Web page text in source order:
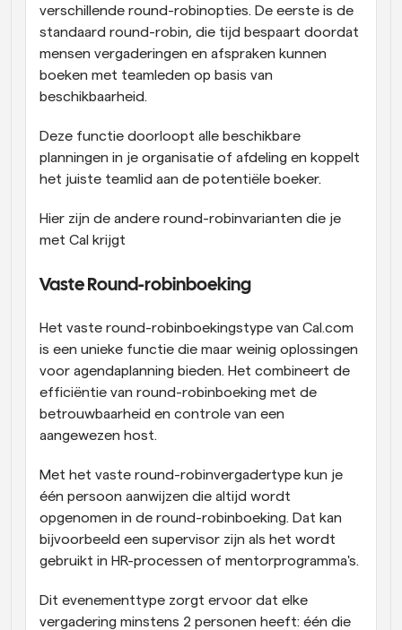
verschillende round-robinopties. De eerste is de
standaard round-robin, die tijd bespaart doordat
mensen vergaderingen en afspraken kunnen
boeken met teamleden op basis van
beschikbaarheid.
Deze functie doorloopt alle beschikbare
planningen in je organisatie of afdeling en koppelt
het juiste teamlid aan de potentiële boeker.
Hier zijn de andere round-robinvarianten die je
met Cal krijgt
Vaste Round-robinboeking
Het vaste round-robinboekingstype van Cal.com
is een unieke functie die maar weinig oplossingen
voor agendaplanning bieden. Het combineert de
efficiëntie van round-robinboeking met de
betrouwbaarheid en controle van een
aangewezen host.
Met het vaste round-robinvergadertype kun je
één persoon aanwijzen die altijd wordt
opgenomen in de round-robinboeking. Dat kan
bijvoorbeeld een supervisor zijn als het wordt
gebruikt in HR-processen of mentorprogramma's.
Dit evenementtype zorgt ervoor dat elke
vergadering minstens 2 personen heeft: één die